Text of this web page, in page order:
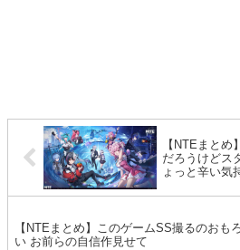
【NTEまと
だろうけどス
ょっと辛い気
【NTEまとめ】このゲームSS撮るのおも
い お前らの自信作見せて